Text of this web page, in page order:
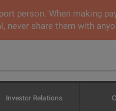
person. When making
never share them with
Investor Relations